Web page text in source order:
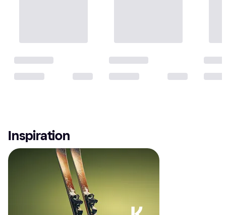
Inspiration